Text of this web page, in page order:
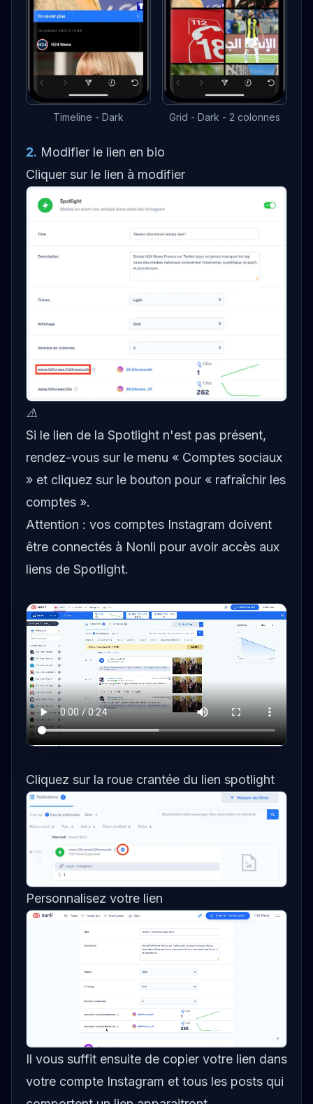
Timeline - Dark Grid - Dark - 2 colonnes
2. Modifier le lien en bio
Cliquer sur le lien à modifier
⚠️
Si le lien de la Spotlight n'est pas présent,
rendez-vous sur le menu « Comptes sociaux
» et cliquez sur le bouton pour « rafraîchir les
comptes ».
Attention : vos comptes Instagram doivent
être connectés à Nonli pour avoir accès aux
liens de Spotlight.
Cliquez sur la roue crantée du lien spotlight
Personnalisez votre lien
Il vous suffit ensuite de copier votre lien dans
votre compte Instagram et tous les posts qui